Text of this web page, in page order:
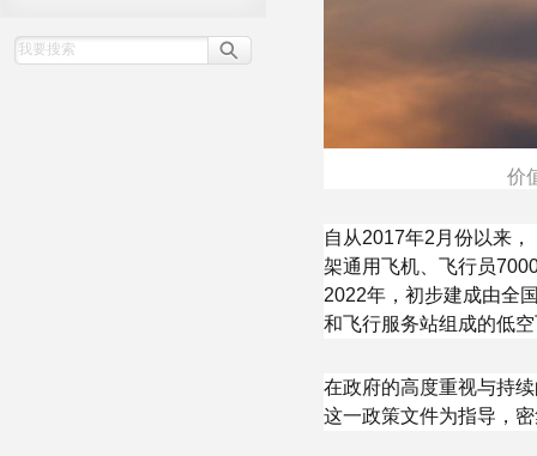
价
自从2017年2月份以来
架通用飞机、飞行员
2022年，初步建成由全
和飞行服务站组成的低
在政府的高度重视与持
这一政策文件为指导，